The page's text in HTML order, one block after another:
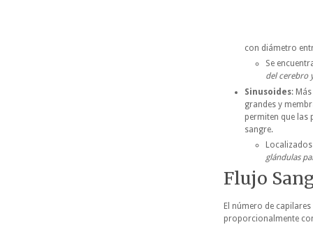
con diámetro
Se
del cerebro
Sinusoides:
grandes y
permiten que las
sangre.
glándulas
Flujo
El número de
proporcionalmente